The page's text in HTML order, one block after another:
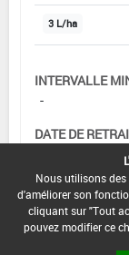
3 L/ha
INTERVALLE
-
DATE DE
DATE DE FIN
-
Nous utilisons
d'améliorer son
cliquant sur "Tout
pouvez modifier ce